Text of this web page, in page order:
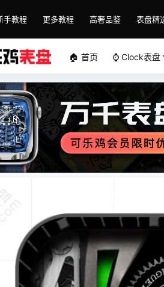
手教程 更多教程 高奢品鉴 表盘精
🏠 首页 ⌚️ Clock表盘